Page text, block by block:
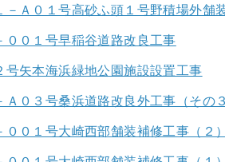
Ａ０１号高砂ふ頭１号野積場外舗
０１号早稲谷道路改良工事
矢本海浜緑地公園施設設置工事
０３号桑浜道路改良外工事（その３
０１号大崎西部舗装補修工事（２）